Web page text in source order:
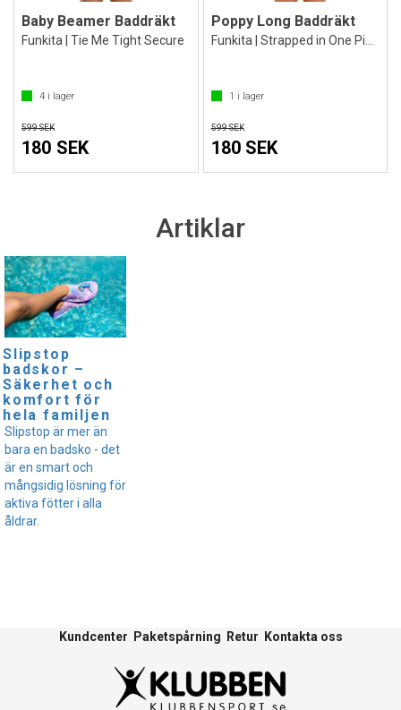
Baby Beamer Baddräkt
Funkita | Tie Me Tight Secure
4 i lager
599 SEK
180 SEK
Poppy Long Baddräkt
1 i lager
599 SEK
180 SEK
Artiklar
Slipstop
badskor –
Säkerhet och
komfort för
hela familjen
Slipstop är mer än
bara en badsko - det
är en smart och
mångsidig lösning för
aktiva fötter i alla
åldrar.
Kundcenter Paketspårning Retur Kontakta oss